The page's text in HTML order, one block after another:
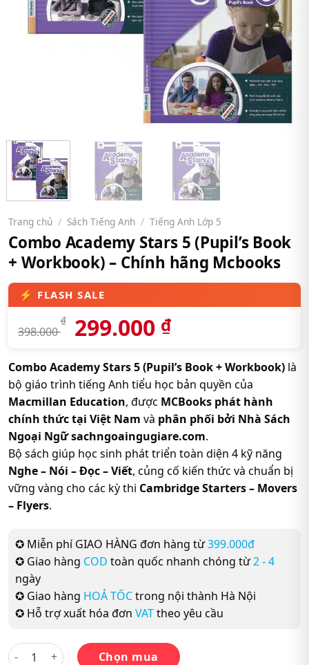
Trang chủ / Sách Tiếng Anh / Tiếng Anh Lớp 5
Combo Academy Stars 5 (Pupil’s Book
+ Workbook) – Chính hãng Mcbooks
398.000
₫ 299.000 ₫
Combo Academy Stars 5 (Pupil’s Book + Workbook) là
bộ giáo trình tiếng Anh tiểu học bản quyền của
Macmillan Education, được MCBooks phát hành
chính thức tại Việt Nam và phân phối bởi Nhà Sách
Ngoại Ngữ sachngoaingugiare.com.
Bộ sách giúp học sinh phát triển toàn diện 4 kỹ năng
Nghe – Nói – Đọc – Viết, củng cố kiến thức và chuẩn bị
vững vàng cho các kỳ thi Cambridge Starters – Movers
– Flyers.
✪ Miễn phí GIAO HÀNG đơn hàng từ399.000đ
✪ Giao hàng COD toàn quốc nhanh chóng từ2 - 4
ngày
✪ Giao hàng HOẢ TỐCtrong nội thành Hà Nội
✪ Hỗ trợ xuất hóa đơn VATtheo yêu cầu
Combo Academy Stars 5 (Pupil’s Book + Workbook) - Chính
Chọn mua